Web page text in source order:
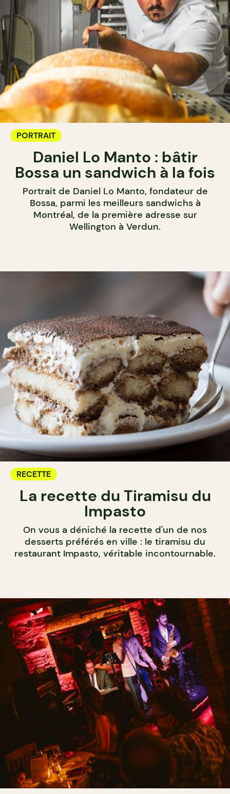
PORTRAIT
Daniel Lo Manto : bâtir
Bossa un sandwich à la fois
Portrait de Daniel Lo Manto, fondateur de
Bossa, parmi les meilleurs sandwichs à
Montréal, de la première adresse sur
Wellington à Verdun.
RECETTE
La recette du Tiramisu du
Impasto
On vous a déniché la recette d'un de nos
desserts préférés en ville : le tiramisu du
restaurant Impasto, véritable incontournable.